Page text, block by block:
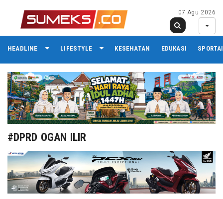
07 Agu 2026
HEADLINE LIFESTYLE KESEHATAN EDUKASI
#DPRD OGAN ILIR